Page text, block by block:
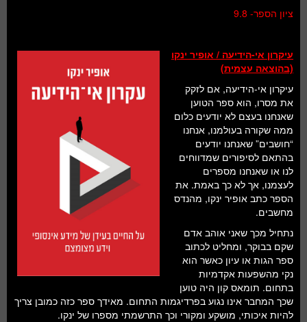
ציון הספר- 9.8
עיקרון אי-הידיעה / אופיר ינקו
(בהוצאה עצמית)
עיקרון אי-הידיעה, אם לזקק
את מסרו, הוא ספר הטוען
שאנחנו בעצם לא יודעים כלום
ממה שקורה בעולמנו, אנחנו
“חושבים” שאנחנו יודעים
בהתאם לסיפורים שמדווחים
לנו או שאנחנו מספרים
לעצמנו, אך לא כך באמת. את
הספר כתב אופיר ינקו, מהנדס
מחשבים.
נתחיל מכך שאני אוהב אדם
שקם בבוקר, ומחליט לכתוב
ספר הגות או עיון כאשר הוא
נקי מהשפעות אקדמיות
בתחום. תומאס קון היה טוען
שכך המחבר אינו נגוע בפרדיגמות התחום. מאידך ספר כזה כמובן צריך
להיות איכותי, מושקע ומקורי וכך התרשמתי מספרו של ינקו.